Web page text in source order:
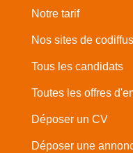
Notre tarif
Nos sites de
Tous les candidats
Toutes les offres
Déposer un CV
Déposer une